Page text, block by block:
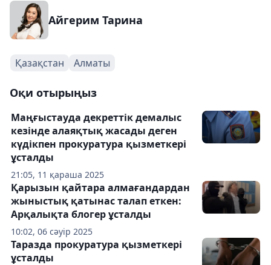
Айгерим Тарина
Қазақстан Алматы
Оқи отырыңыз
21:05, 11 қараша 2025
Маңғыстауда декреттік демалыс
кезінде алаяқтық жасады деген
күдікпен прокуратура қызметкері
ұсталды
10:02, 06 сәуір 2025
Қарызын қайтара алмағандардан
жыныстық қатынас талап еткен:
Арқалықта блогер ұсталды
Таразда прокуратура қызметкері
ұсталды